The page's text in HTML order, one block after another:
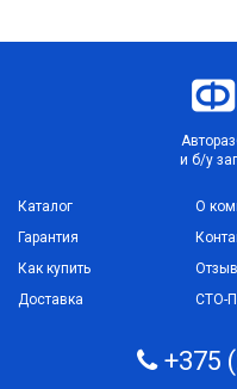
и б/у
Каталог
Гарантия
Как купить
Доставка
О
СТО-
+375